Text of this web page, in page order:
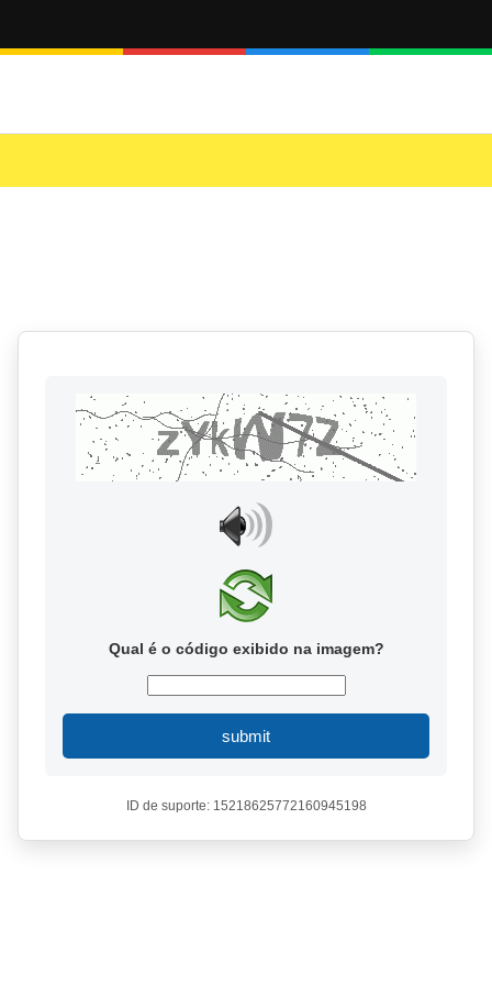
Qual é o código exibido na imagem?
submit
ID de suporte: 15218625772160945198